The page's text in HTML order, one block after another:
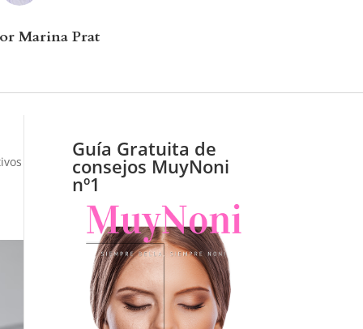
Marina Prat
Guía Gratuita de
consejos MuyNoni
nº1